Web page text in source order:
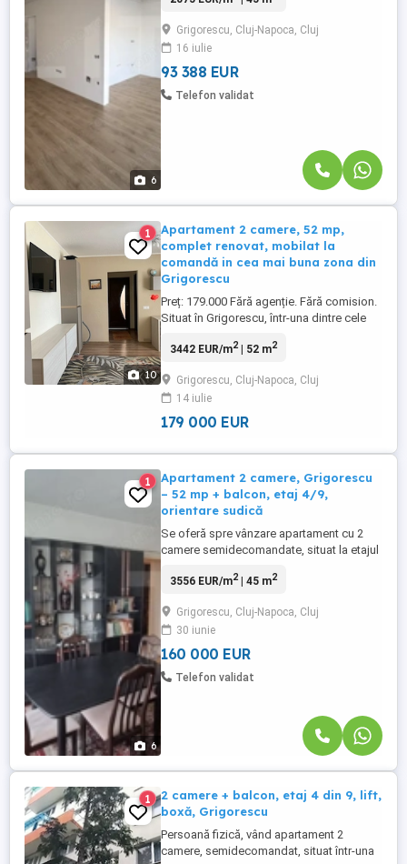
6
de 45 mp și este compartimentat
semidecomandat: living cu bucătărie
open-space, dormitor, baie cu ...
Grigorescu, Cluj-Napoca, Cluj
16 iulie
93 388 EUR
Telefon validat
10
1
Apartament 2 camere, 52 mp,
complet renovat, mobilat la
comandă in cea mai buna zona din
Grigorescu
Preț: 179.000 Fără agenție. Fără comision.
Situat în Grigorescu, într-una dintre cele
apartamentul se află pe o stradă liniștită,
confort, intimitate și acces rapid către
toate facilitățile importante. Detalii
apartament: 2 ...
3442 EUR/m2| 52 m2
Grigorescu, Cluj-Napoca, Cluj
14 iulie
179 000 EUR
6
1
Apartament 2 camere, Grigorescu
– 52 mp + balcon, etaj 4/9,
orientare sudică
Se oferă spre vânzare apartament cu 2
camere semidecomandate, situat la etajul
cu lift, într-una dintre cele mai apreciate
Apartamentul beneficiază de orientare
sudică, oferind lumină naturală pe tot
parcursul zilei, și are ...
3556 EUR/m2| 45 m2
Grigorescu, Cluj-Napoca, Cluj
30 iunie
160 000 EUR
Telefon validat
1
2 camere + balcon, etaj 4 din 9, lift,
boxă, Grigorescu
Persoană fizică, vând apartament 2
camere, semidecomandat, situat într-una